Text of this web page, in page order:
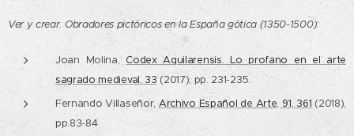
Ver y crear. Obradores pictóricos en la España gótica (1350-1500):
Joan Molina, Codex Aquilarensis. Lo profano en el arte
sagrado medieval, 33 (2017), pp. 231-235.
Fernando Villaseñor,Archivo Español de Arte, 91, 361 (2018),
pp.83-84